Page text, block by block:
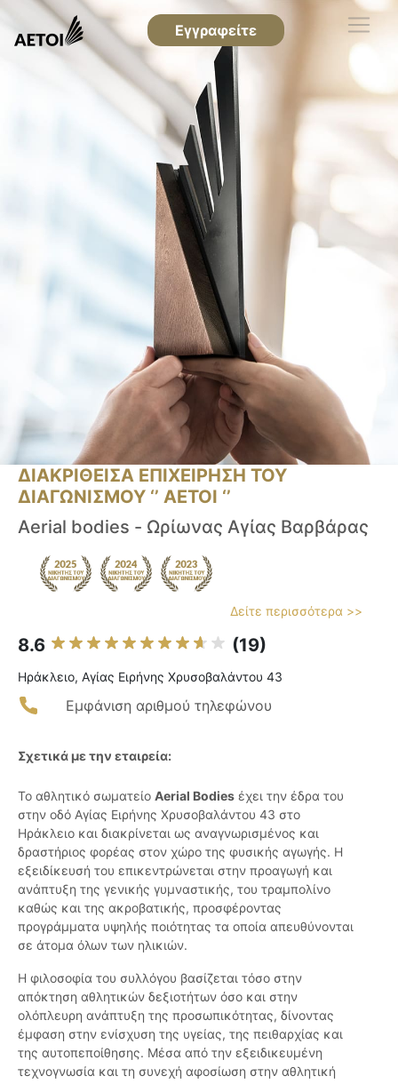
Εγγραφείτε
ΔΙΑΚΡΙΘΕΙΣΑ ΕΠΙΧΕΙΡΗΣΗ ΤΟΥ
ΔΙΑΓΩΝΙΣΜΟΥ ‘’ ΑΕΤΟΙ ‘’
Aerial bodies - Ωρίωνας Αγίας Βαρβάρας
Δείτε περισσότερα >>
8.6 (19)
Ηράκλειο, Αγίας Ειρήνης Χρυσοβαλάντου 43
Εμφάνιση αριθμού τηλεφώνου
Σχετικά με την εταιρεία:
Το αθλητικό σωματείο Aerial Bodies έχει την έδρα του
στην οδό Αγίας Ειρήνης Χρυσοβαλάντου 43 στο
Ηράκλειο και διακρίνεται ως αναγνωρισμένος και
δραστήριος φορέας στον χώρο της φυσικής αγωγής. Η
εξειδίκευσή του επικεντρώνεται στην προαγωγή και
ανάπτυξη της γενικής γυμναστικής, του τραμπολίνο
καθώς και της ακροβατικής, προσφέροντας
προγράμματα υψηλής ποιότητας τα οποία απευθύνονται
σε άτομα όλων των ηλικιών.
Η φιλοσοφία του συλλόγου βασίζεται τόσο στην
απόκτηση αθλητικών δεξιοτήτων όσο και στην
ολόπλευρη ανάπτυξη της προσωπικότητας, δίνοντας
έμφαση στην ενίσχυση της υγείας, της πειθαρχίας και
της αυτοπεποίθησης. Μέσα από την εξειδικευμένη
τεχνογνωσία και τη συνεχή αφοσίωση στην αθλητική